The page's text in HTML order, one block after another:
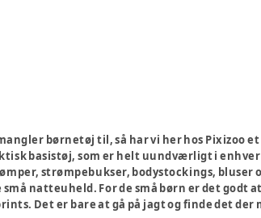
børnetøj til, så har vi her hos Pixizoo
basistøj, som er helt uundværligt i
strømpebukser, bodystockings, bluser
natteuheld. For de små børn er det godt
Det er bare at gå på jagt og finde det der